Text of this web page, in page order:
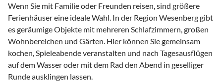
Wenn Sie mit Familie oder Freunden reisen, sind größere
Ferienhäuser eine ideale Wahl. In der Region Wesenberg gibt
es geräumige Objekte mit mehreren Schlafzimmern, großen
Wohnbereichen und Gärten. Hier können Sie gemeinsam
kochen, Spieleabende veranstalten und nach Tagesausflügen
auf dem Wasser oder mit dem Rad den Abend in geselliger
Runde ausklingen lassen.